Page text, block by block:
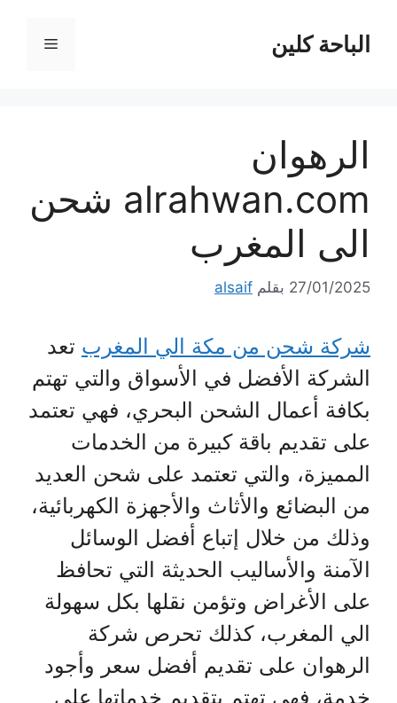
الباحة كلين القائمة
الرهوان
alrahwan.com شحن
الى المغرب
27/01/2025 بقلمalsaif
شركة شحن من مكة الي المغربتعد
الشركة الأفضل في الأسواق والتي تهتم
بكافة أعمال الشحن البحري، فهي تعتمد
على تقديم باقة كبيرة من الخدمات
المميزة، والتي تعتمد على شحن العديد
من البضائع والأثاث والأجهزة الكهربائية،
وذلك من خلال إتباع أفضل الوسائل
الآمنة والأساليب الحديثة التي تحافظ
على الأغراض وتؤمن نقلها بكل سهولة
الي المغرب، كذلك تحرص شركة
الرهوان على تقديم أفضل سعر وأجود
خدمة، فهي تهتم بتقديم خدماتها على